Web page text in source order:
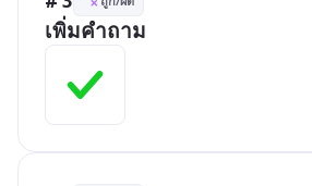
เพิ่มคำถาม